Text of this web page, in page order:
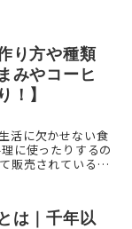
り方や種類
みやコーヒ
！】
活に欠かせない食
に使ったりするの
販売されているケ
は｜千年以